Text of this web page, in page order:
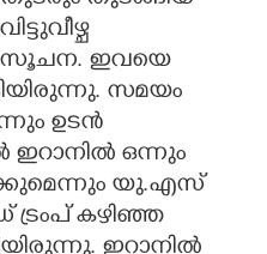
സൂചന. ഇവയെ
സമയം
ഉടൻ
ഇറാനിൽ ഒന്നും
യു.എസ്
കഴിഞ്ഞ